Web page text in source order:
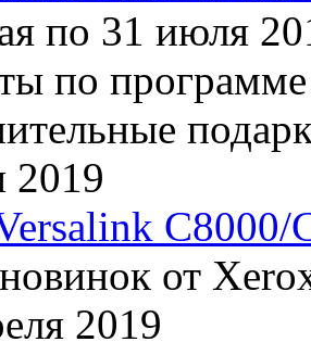
по 31 июля
по
2019
C8000/
от
2019